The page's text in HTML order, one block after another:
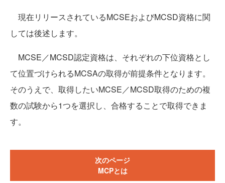
現在リリースされているMCSEおよびMCSD資格に関
しては後述します。
MCSE／MCSD認定資格は、それぞれの下位資格とし
て位置づけられるMCSAの取得が前提条件となります。
そのうえで、取得したいMCSE／MCSD取得のための複
数の試験から1つを選択し、合格することで取得できま
す。
次のページ
MCPとは